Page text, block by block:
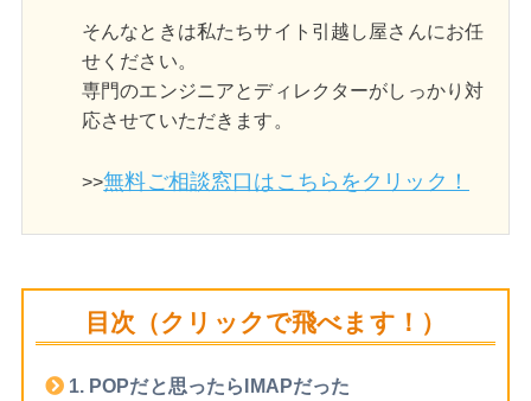
そんなときは私たちサイト引越し屋さんにお任
せください。
専門のエンジニアとディレクターがしっかり対
応させていただきます。
>>無料ご相談窓口はこちらをクリック！
目次（クリックで飛べます！）
1. POPだと思ったらIMAPだった